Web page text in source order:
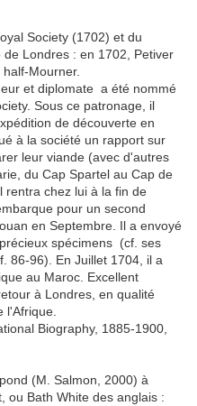
Society (1702) et du
Londres : en 1702, Petiver
Mourner.
et diplomate a été nommé
Sous ce patronage, il
de découverte en
à la société un rapport sur
leur viande (avec d'autres
du Cap Spartel au Cap de
rentra chez lui à la fin de
pour un second
en Septembre. Il a envoyé
spécimens (cf. ses
86-96). En Juillet 1704, il a
au Maroc. Excellent
à Londres, en qualité
l'Afrique.
Biography, 1885-1900,
(M. Salmon, 2000) à
ou Bath White des anglais :